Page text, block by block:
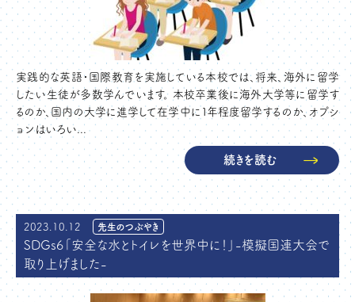
実践的な英語・国際教育を実施している本校では、将来、海外に留学
したい生徒が多数学んでいます。 本校卒業後に海外大学等に留学す
るのか、国内の大学に進学して在学中に１年程度留学するのか、オプシ
ョンはいろい...
続きを読む
2023.10.12 先生のつぶやき
SDGs6「安全な水とトイレを世界中に！」-模擬国連大会で
取り上げました-